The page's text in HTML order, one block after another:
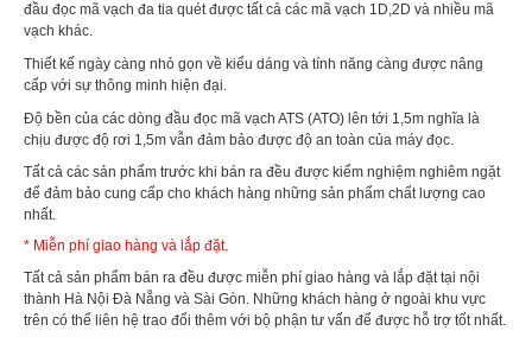
Đầu đọc mã vạch đa tia ATS 1400 là thiết bị laser đọc mã
vạch tự động. Độ sâu trường quét từ 0 - 200mm Thiết kế
với 24 tia quét dày đặc. Tốc độ đọc lên tới 1400 dòng/giây
hiệu quả cao Đầu đọc mã vạch đa tia ATS 1400 là giải pháp
được các nhà bán lẻ, cửa hàng mỹ phẩm, siêu thị ....Thông
số kỹ thuật.Đầu đọc mã vạch đa tia ATS 1400Thiết bị laser
..
đầu đọc mã vạch đa tia quét được tất cả các mã vạch 1D,2D và nhiều mã
vạch khác.
Thiết kế ngày càng nhỏ gọn về kiểu dáng và tính năng càng được nâng
cấp với sự thông minh hiện đại.
Độ bền của các dòng đầu đọc mã vạch ATS (ATO) lên tới 1,5m nghĩa là
chịu được độ rơi 1,5m vẫn đảm bảo được độ an toàn của máy đọc.
Tất cả các sản phẩm trước khi bán ra đều được kiểm nghiệm nghiêm ngặt
để đảm bảo cung cấp cho khách hàng những sản phẩm chất lượng cao
nhất.
* Miễn phí giao hàng và lắp đặt.
Tất cả sản phẩm bán ra đều được miễn phí giao hàng và lắp đặt tại nội
thành Hà Nội Đà Nẵng và Sài Gòn. Những khách hàng ở ngoài khu vực
trên có thể liên hệ trao đổi thêm với bộ phận tư vấn để được hỗ trợ tốt nhất.